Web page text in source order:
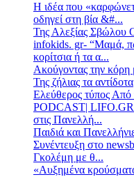
Η ιδέα που
οδηγεί στη βία &#...
Της Αλεξίας Σβώλου
infokids. gr- “Μαμά,
κορίτσια ή τα α...
Ακούγοντας την
Της ζήλιας τα αντίδοτα
Ελεύθερος τύπος Από
PODCAST| LIFO.GR
στις Πανελλή...
Παιδιά και
Συνέντευξη στο
Γκολέμη με θ...
«Αυξημένα